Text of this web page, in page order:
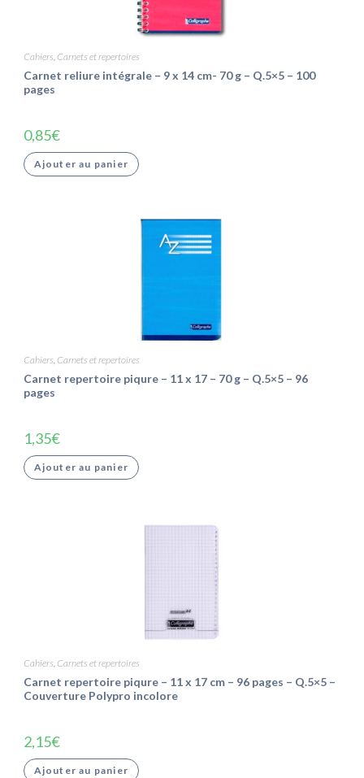
Cahiers Carnets et repertoires
Carnet reliure intégrale – 9 x 14 cm- 70 g – Q.5×5 – 100
pages
0,85€
Ajouter au panier
Cahiers, Carnets et repertoires
Carnet repertoire piqure – 11 x 17 – 70 g – Q.5×5 – 96
pages
1,35€
Ajouter au panier
Cahiers, Carnets et repertoires
Carnet repertoire piqure – 11 x 17 cm – 96 pages – Q.5×5 –
Couverture Polypro incolore
2,15€
Ajouter au panier